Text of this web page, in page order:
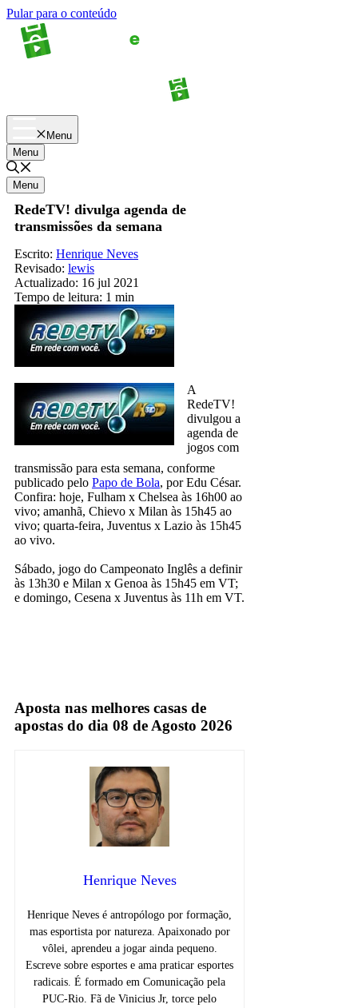
Pular para o conteúdo
Menu
Menu
Menu
RedeTV! divulga agenda de
transmissões da semana
Escrito: Henrique Neves
Revisado: lewis
Actualizado: 16 jul 2021
Tempo de leitura: 1 min
A
RedeTV!
divulgou a
agenda de
jogos com
transmissão para esta semana, conforme
publicado pelo Papo de Bola, por Edu César.
Confira: hoje, Fulham x Chelsea às 16h00 ao
vivo; amanhã, Chievo x Milan às 15h45 ao
vivo; quarta-feira, Juventus x Lazio às 15h45
ao vivo.
Sábado, jogo do Campeonato Inglês a definir
às 13h30 e Milan x Genoa às 15h45 em VT;
e domingo, Cesena x Juventus às 11h em VT.
Aposta nas melhores casas de
apostas do dia 08 de Agosto 2026
Henrique Neves
Henrique Neves é antropólogo por formação,
mas esportista por natureza. Apaixonado por
vôlei, aprendeu a jogar ainda pequeno.
Escreve sobre esportes e ama praticar esportes
radicais. É formado em Comunicação pela
PUC-Rio. Fã de Vinicius Jr, torce pelo